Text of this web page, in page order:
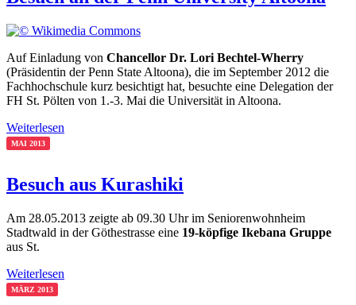
Auf Einladung von Chancellor Dr. Lori Bechtel-Wherry
(Präsidentin der Penn State Altoona), die im September 2012 die
Fachhochschule kurz besichtigt hat, besuchte eine Delegation der
FH St. Pölten von 1.-3. Mai die Universität in Altoona.
Weiterlesen
MAI 2013
Besuch aus Kurashiki
Am 28.05.2013 zeigte ab 09.30 Uhr im Seniorenwohnheim
Stadtwald in der Göthestrasse eine 19-köpfige Ikebana Gruppe
aus St.
Weiterlesen
MÄRZ 2013